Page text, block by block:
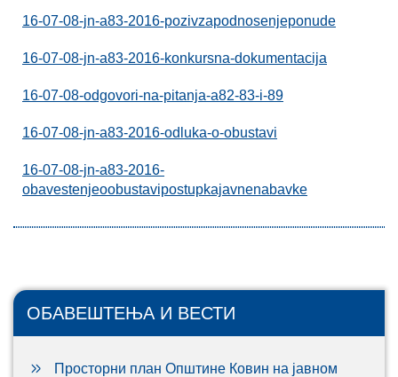
16-07-08-jn-a83-2016-pozivzapodnosenjeponude
16-07-08-jn-a83-2016-konkursna-dokumentacija
16-07-08-odgovori-na-pitanja-a82-83-i-89
16-07-08-jn-a83-2016-odluka-o-obustavi
16-07-08-jn-a83-2016-
obavestenjeoobustavipostupkajavnenabavke
ОБАВЕШТЕЊА И ВЕСТИ
Просторни план Општине Ковин на јавном